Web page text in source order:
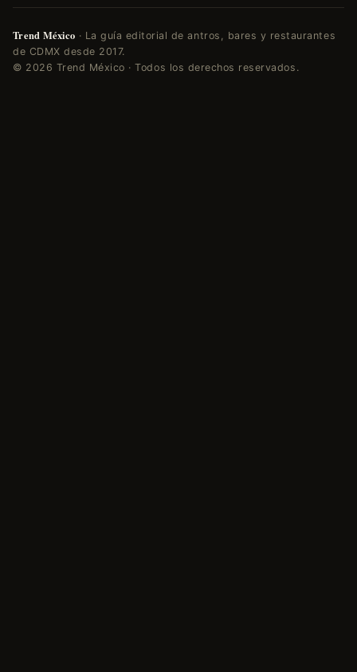
Trend México · La guía editorial de antros, bares y restaurantes
de CDMX desde 2017.
© 2026 Trend México · Todos los derechos reservados.